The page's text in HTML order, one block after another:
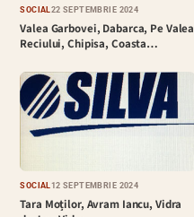
SOCIAL 22 SEPTEMBRIE 2024
Valea Garbovei, Dabarca, Pe Valea
Reciului, Chipisa, Coasta…
SOCIAL12 SEPTEMBRIE 2024
Tara Moților, Avram Iancu, Vidra